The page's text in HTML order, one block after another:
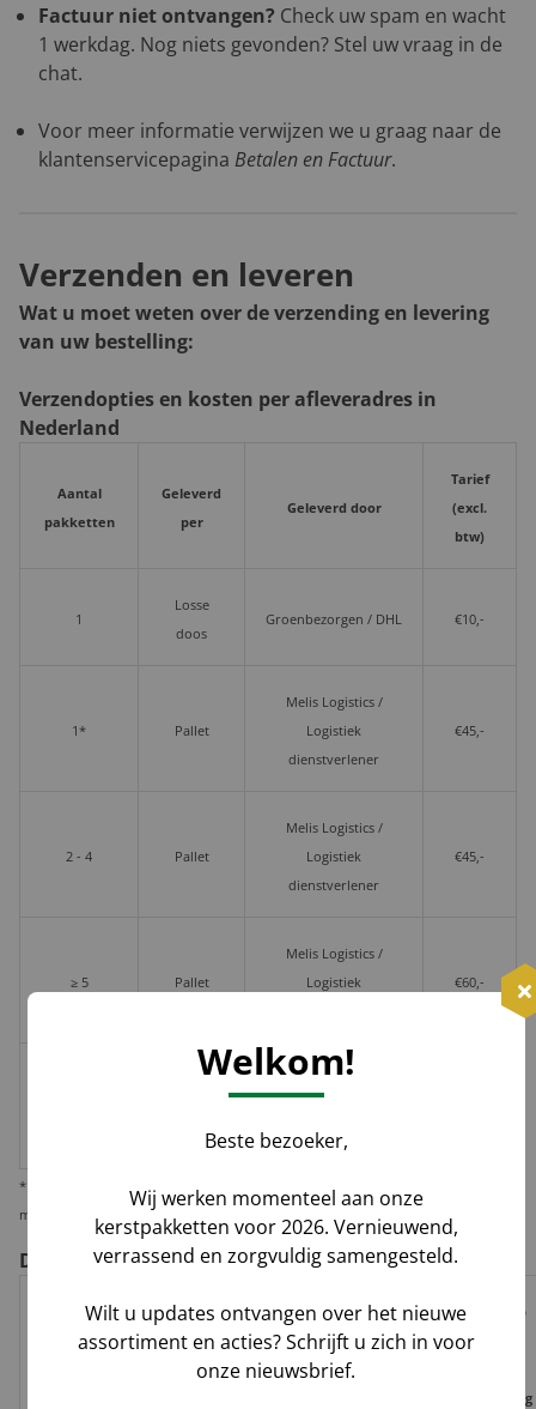
Factuur niet ontvangen? Check uw spam en wacht
1 werkdag. Nog niets gevonden? Stel uw vraag in de
chat.
Voor meer informatie verwijzen we u graag naar de
klantenservicepagina Betalen en Factuur.
Verzenden en leveren
Wat u moet weten over de verzending en levering
van uw bestelling:
Verzendopties en kosten per afleveradres in
Nederland
Aantal
pakketten
Geleverd
per
Geleverd door
Tarief
(excl.
btw)
1
Losse
doos
Groenbezorgen / DHL €10,-
1* Pallet
Melis Logistics /
Logistiek
dienstverlener
€45,-
2 - 4 Pallet
Melis Logistics /
Logistiek
dienstverlener
€45,-
≥ 5 Pallet
Melis Logistics /
Logistiek
€60,-
* Wij verzenden 1 kerstpakket standaard per pakketdienst, maar bieden u de
mogelijkheid deze per pallet te laten leveren i.v.m. veiligheid en zekerheid.
De voor- en nadelen per verzendoptie
Geleverd door
Track
&
Trace
Garantie
op
leverdatum
Tijdvak
Risico op
schade,
vermissing
Welkom!
Beste bezoeker,
Wij werken momenteel aan onze
kerstpakketten voor 2026. Vernieuwend,
verrassend en zorgvuldig samengesteld.
Wilt u updates ontvangen over het nieuwe
assortiment en acties? Schrijft u zich in voor
onze nieuwsbrief.